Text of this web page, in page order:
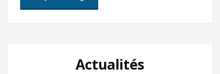
Actualités